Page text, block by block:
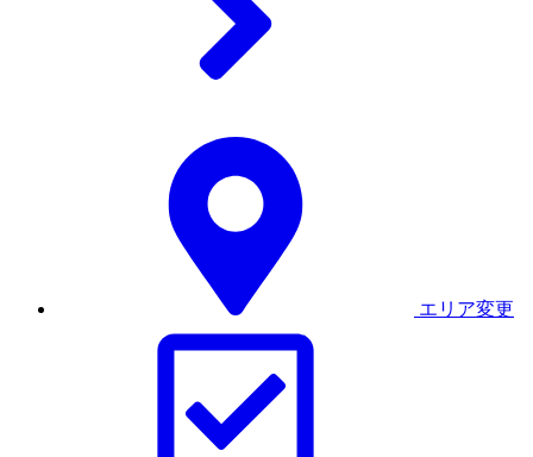
エリア変更